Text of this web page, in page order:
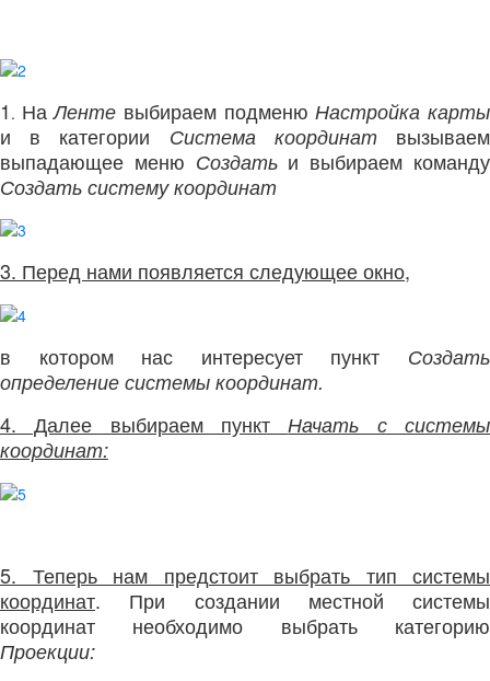
1 . НаЛенте выбираем подменюНастройка карты
и в категории Система координатвызываем
выпадающее меню Создать и выбираем команду
Создать систему координат
3. Перед нами появляется следующее окно,
в котором нас интересует пункт Создать
определение системы координат.
4. Далее выбираем пунктНачать с системы
координат:
5. Теперь нам предстоит выбрать тип системы
координат. При создании местной системы
координат необходимо выбрать категорию
Проекции: